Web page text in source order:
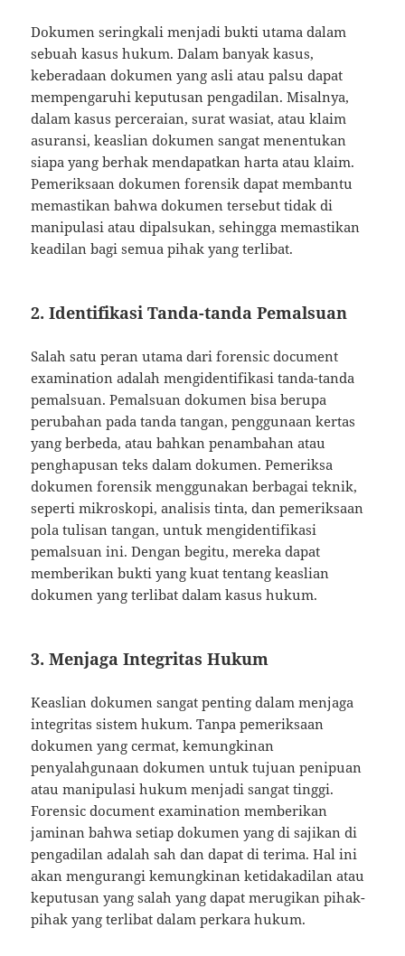
Dokumen seringkali menjadi bukti utama dalam
sebuah kasus hukum. Dalam banyak kasus,
keberadaan dokumen yang asli atau palsu dapat
mempengaruhi keputusan pengadilan. Misalnya,
dalam kasus perceraian, surat wasiat, atau klaim
asuransi, keaslian dokumen sangat menentukan
siapa yang berhak mendapatkan harta atau klaim.
Pemeriksaan dokumen forensik dapat membantu
memastikan bahwa dokumen tersebut tidak di
manipulasi atau dipalsukan, sehingga memastikan
keadilan bagi semua pihak yang terlibat.
2. Identifikasi Tanda-tanda Pemalsuan
Salah satu peran utama dari forensic document
examination adalah mengidentifikasi tanda-tanda
pemalsuan. Pemalsuan dokumen bisa berupa
perubahan pada tanda tangan, penggunaan kertas
yang berbeda, atau bahkan penambahan atau
penghapusan teks dalam dokumen. Pemeriksa
dokumen forensik menggunakan berbagai teknik,
seperti mikroskopi, analisis tinta, dan pemeriksaan
pola tulisan tangan, untuk mengidentifikasi
pemalsuan ini. Dengan begitu, mereka dapat
memberikan bukti yang kuat tentang keaslian
dokumen yang terlibat dalam kasus hukum.
3. Menjaga Integritas Hukum
Keaslian dokumen sangat penting dalam menjaga
integritas sistem hukum. Tanpa pemeriksaan
dokumen yang cermat, kemungkinan
penyalahgunaan dokumen untuk tujuan penipuan
atau manipulasi hukum menjadi sangat tinggi.
Forensic document examination memberikan
jaminan bahwa setiap dokumen yang di sajikan di
pengadilan adalah sah dan dapat di terima. Hal ini
akan mengurangi kemungkinan ketidakadilan atau
keputusan yang salah yang dapat merugikan pihak-
pihak yang terlibat dalam perkara hukum.